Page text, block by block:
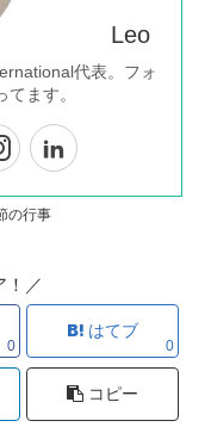
Leo
代表。フォ
ます。
の行事
！／
0
はてブ
0
コピー